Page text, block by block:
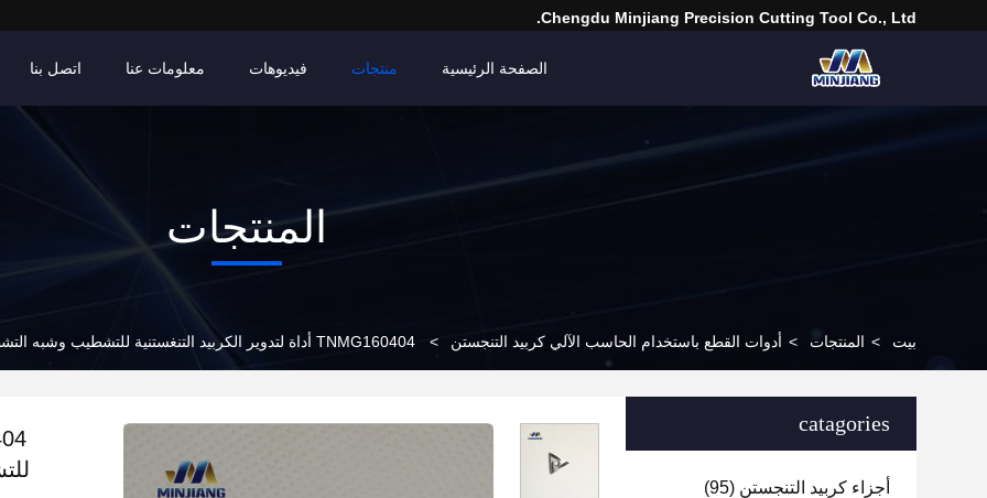
Chengdu Minjiang Precision Cutting Tool Co., Ltd.
الصفحة الرئيسية منتجات فيديوهات معلومات عنا اتصل بنا
المنتجات
بيت > المنتجات > أدوات القطع باستخدام الحاسب الآلي كربيد التنجستن > TNMG160404 أداة لتدوير الكربيد التنغستنية للتشطيب وشبه التشطيب من الحديد الزهري
catagories
أجزاء كربيد التنجستن (95)